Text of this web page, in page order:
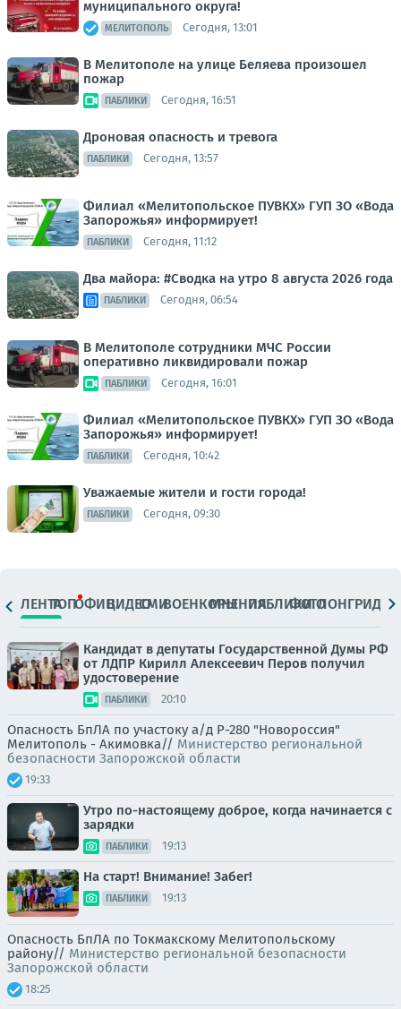
муниципального округа!
МЕЛИТОПОЛЬ Сегодня, 13:01
В Мелитополе на улице Беляева произошел
пожар
ПАБЛИКИ Сегодня, 16:51
Дроновая опасность и тревога
ПАБЛИКИ Сегодня, 13:57
Филиал «Мелитопольское ПУВКХ» ГУП ЗО «Вода
Запорожья» информирует!
ПАБЛИКИ Сегодня, 11:12
Два майора: #Сводка на утро 8 августа 2026 года
ПАБЛИКИ Сегодня, 06:54
В Мелитополе сотрудники МЧС России
оперативно ликвидировали пожар
ПАБЛИКИ Сегодня, 16:01
Филиал «Мелитопольское ПУВКХ» ГУП ЗО «Вода
Запорожья» информирует!
ПАБЛИКИ Сегодня, 10:42
Уважаемые жители и гости города!
ПАБЛИКИ Сегодня, 09:30
ЛЕНТАТОПОФИЦ.ВИДЕОСМИВОЕНКОРЫМНЕНИЯПАБЛИКИ
ФОТОЛОНГРИДЫ
Кандидат в депутаты Государственной Думы РФ
от ЛДПР Кирилл Алексеевич Перов получил
удостоверение
ПАБЛИКИ 20:10
Опасность БпЛА по участоку а/д Р-280 "Новороссия"
Мелитополь - Акимовка// Министерство региональной
безопасности Запорожской области
19:33
Утро по-настоящему доброе, когда начинается с
зарядки
ПАБЛИКИ 19:13
На старт! Внимание! Забег!
ПАБЛИКИ 19:13
Опасность БпЛА по Токмакскому Мелитопольскому
району// Министерство региональной безопасности
Запорожской области
18:25